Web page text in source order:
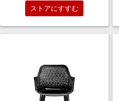
ストアにすすむ